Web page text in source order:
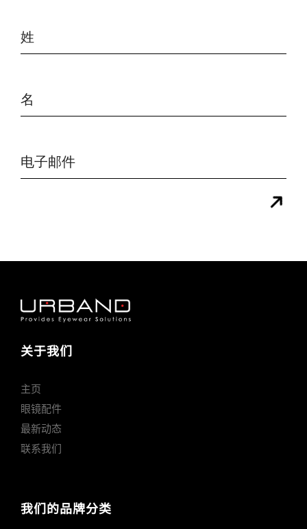
关于我们
主页
眼镜配件
最新动态
联系我们
我们的品牌分类